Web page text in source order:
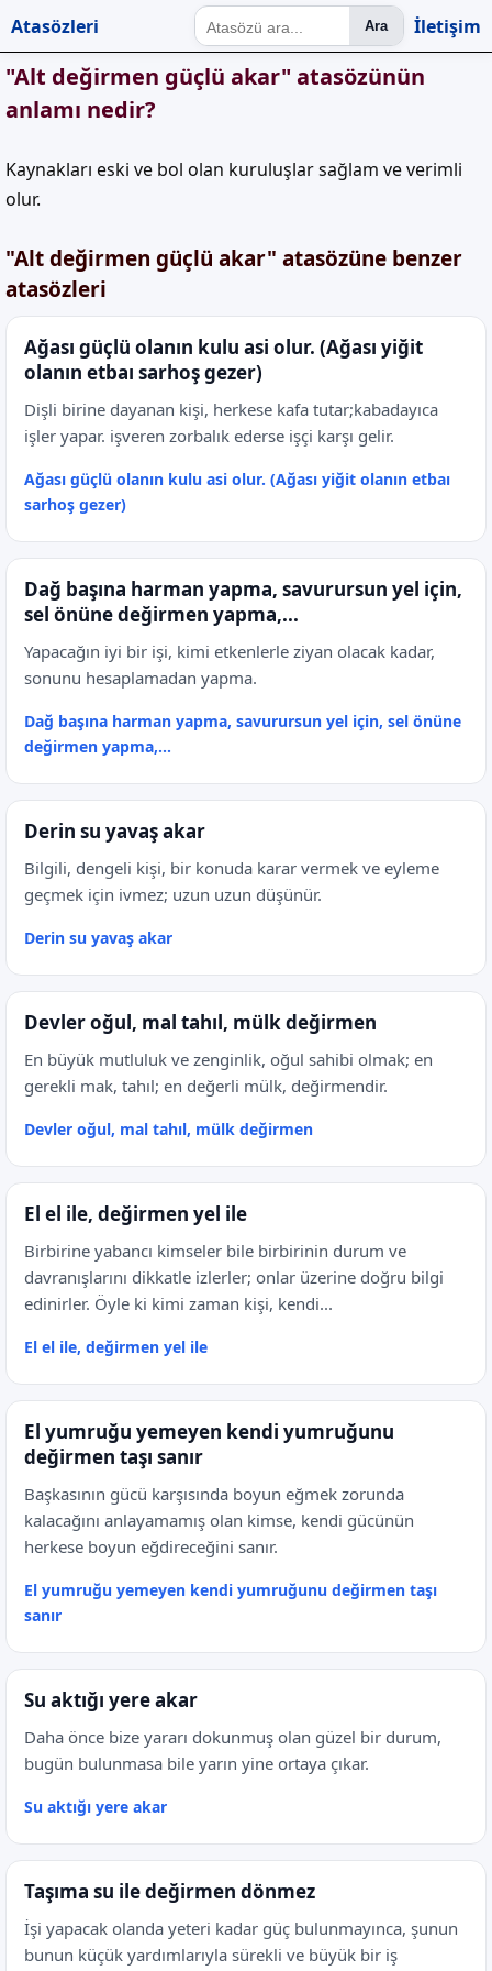
Atasözleri Ara İletişim
"Alt değirmen güçlü akar" atasözünün
anlamı nedir?
Kaynakları eski ve bol olan kuruluşlar sağlam ve verimli
olur.
"Alt değirmen güçlü akar" atasözüne benzer
atasözleri
Ağası güçlü olanın kulu asi olur. (Ağası yiğit
olanın etbaı sarhoş gezer)
Dişli birine dayanan kişi, herkese kafa tutar;kabadayıca
işler yapar. işveren zorbalık ederse işçi karşı gelir.
Ağası güçlü olanın kulu asi olur. (Ağası yiğit olanın etbaı
sarhoş gezer)
Dağ başına harman yapma, savurursun yel için,
sel önüne değirmen yapma,...
Yapacağın iyi bir işi, kimi etkenlerle ziyan olacak kadar,
sonunu hesaplamadan yapma.
Dağ başına harman yapma, savurursun yel için, sel önüne
değirmen yapma,...
Derin su yavaş akar
Bilgili, dengeli kişi, bir konuda karar vermek ve eyleme
geçmek için ivmez; uzun uzun düşünür.
Derin su yavaş akar
Devler oğul, mal tahıl, mülk değirmen
En büyük mutluluk ve zenginlik, oğul sahibi olmak; en
gerekli mak, tahıl; en değerli mülk, değirmendir.
Devler oğul, mal tahıl, mülk değirmen
El el ile, değirmen yel ile
Birbirine yabancı kimseler bile birbirinin durum ve
davranışlarını dikkatle izlerler; onlar üzerine doğru bilgi
edinirler. Öyle ki kimi zaman kişi, kendi...
El el ile, değirmen yel ile
El yumruğu yemeyen kendi yumruğunu
değirmen taşı sanır
Başkasının gücü karşısında boyun eğmek zorunda
kalacağını anlayamamış olan kimse, kendi gücünün
herkese boyun eğdireceğini sanır.
El yumruğu yemeyen kendi yumruğunu değirmen taşı
sanır
Su aktığı yere akar
Daha önce bize yararı dokunmuş olan güzel bir durum,
bugün bulunmasa bile yarın yine ortaya çıkar.
Su aktığı yere akar
Taşıma su ile değirmen dönmez
İşi yapacak olanda yeteri kadar güç bulunmayınca, şunun
bunun küçük yardımlarıyla sürekli ve büyük bir iş